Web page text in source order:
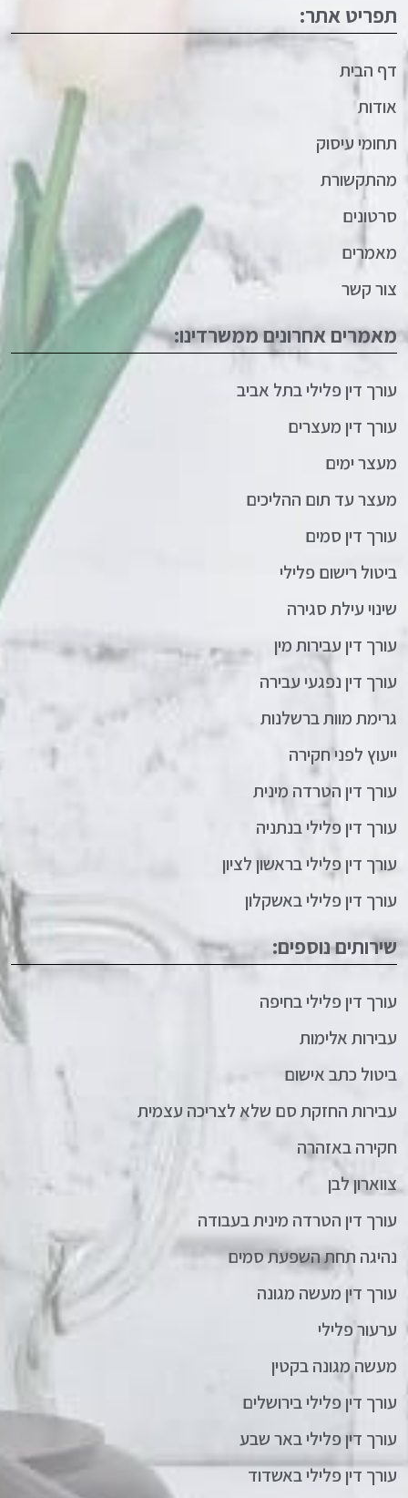
תפריט אתר:
דף הבית
אודות
תחומי עיסוק
מהתקשורת
סרטונים
מאמרים
צור קשר
מאמרים אחרונים ממשרדינו:
עורך דין פלילי בתל אביב
עורך דין מעצרים
מעצר ימים
מעצר עד תום ההליכים
עורך דין סמים
ביטול רישום פלילי
שינוי עילת סגירה
עורך דין עבירות מין
עורך דין נפגעי עבירה
גרימת מוות ברשלנות
ייעוץ לפני חקירה
עורך דין הטרדה מינית
עורך דין פלילי בנתניה
עורך דין פלילי בראשון לציון
עורך דין פלילי באשקלון
שירותים נוספים:
עורך דין פלילי בחיפה
עבירות אלימות
ביטול כתב אישום
עבירות החזקת סם שלא לצריכה עצמית
חקירה באזהרה
צווארון לבן
עורך דין הטרדה מינית בעבודה
נהיגה תחת השפעת סמים
עורך דין מעשה מגונה
ערעור פלילי
מעשה מגונה בקטין
עורך דין פלילי בירושלים
עורך דין פלילי באר שבע
עורך דין פלילי באשדוד